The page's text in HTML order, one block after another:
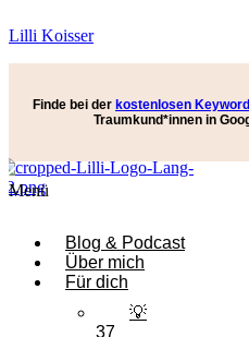
Lilli Koisser
Finde bei der kostenlosen
Traumkund*innenin
Menü
Blog & Podcast
Über mich
Für dich
💡
37